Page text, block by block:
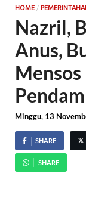
HOME /
Nazril,
Anus,
Minggu, 13
SHARE
SHARE